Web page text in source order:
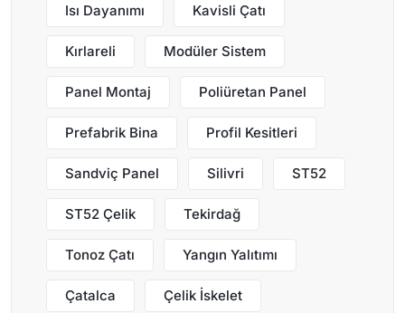
Isı Dayanımı Kavisli Çatı
Kırlareli Modüler Sistem
Panel Montaj Poliüretan Panel
Prefabrik Bina Profil Kesitleri
Sandviç Panel Silivri ST52
ST52 Çelik Tekirdağ
Tonoz Çatı Yangın Yalıtımı
Çatalca Çelik İskelet